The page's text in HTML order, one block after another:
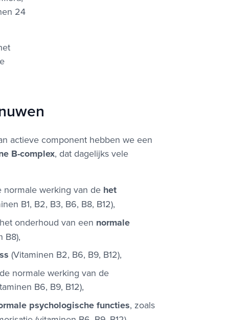
24
actieve component hebben we een
B-complex, dat dagelijks vele
normale werking van de het
B1, B2, B3, B6, B8, B12),
onderhoud van een normale
B8),
(Vitaminen B2, B6, B9, B12),
normale werking van de
B6, B9, B12),
psychologische functies, zoals